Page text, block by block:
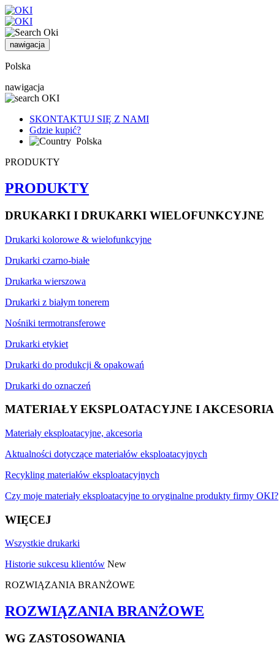
nawigacja
Polska
nawigacja
SKONTAKTUJ SIĘ Z NAMI
Gdzie kupić?
Polska
PRODUKTY
PRODUKTY
DRUKARKI I DRUKARKI WIELOFUNKCYJNE
Drukarki kolorowe & wielofunkcyjne
Drukarki czarno-białe
Drukarka wierszowa
Drukarki z białym tonerem
Nośniki termotransferowe
Drukarki etykiet
Drukarki do produkcji & opakowań
Drukarki do oznaczeń
MATERIAŁY EKSPLOATACYJNE I AKCESORIA
Materiały eksploatacyjne, akcesoria
Aktualności dotyczące materiałów eksploatacyjnych
Recykling materiałów eksploatacyjnych
Czy moje materiały eksploatacyjne to oryginalne produkty firmy OKI?
WIĘCEJ
Wszystkie drukarki
Historie sukcesu klientów New
ROZWIĄZANIA BRANŻOWE
ROZWIĄZANIA BRANŻOWE
WG ZASTOSOWANIA